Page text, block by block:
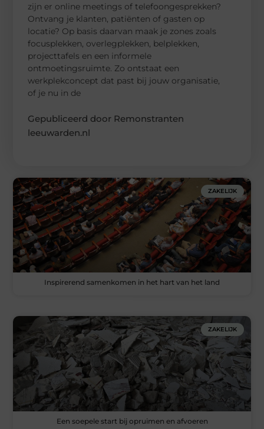
zijn er online meetings of telefoongesprekken?
Ontvang je klanten, patiënten of gasten op
locatie? Op basis daarvan maak je zones zoals
focusplekken, overlegplekken, belplekken,
projecttafels en een informele
ontmoetingsruimte. Zo ontstaat een
werkplekconcept dat past bij jouw organisatie,
of je nu in de
Gepubliceerd door Remonstranten
leeuwarden.nl
ZAKELIJK
Inspirerend samenkomen in het hart van het land
ZAKELIJK
Een soepele start bij opruimen en afvoeren